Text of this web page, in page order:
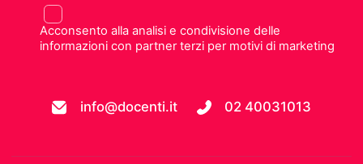
Acconsento alla analisi e condivisione delle
informazioni con partner terzi per motivi di marketing
info@docenti.it 02 40031013